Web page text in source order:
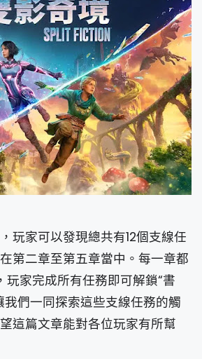
玩家可以發現總共有12個支線任
第二章至第五章當中。每一章都
玩家完成所有任務即可解鎖“書
我們一同探索這些支線任務的觸
這篇文章能對各位玩家有所幫